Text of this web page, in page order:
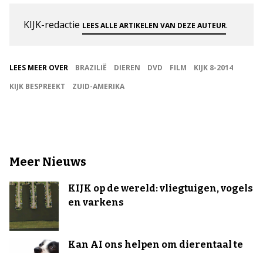
KIJK-redactie LEES ALLE ARTIKELEN VAN DEZE AUTEUR.
LEES MEER OVER BRAZILIË DIEREN DVD FILM
KIJK 8-2014
KIJK BESPREEKT
ZUID-AMERIKA
Meer Nieuws
KIJK op de wereld: vliegtuigen, vogels
en varkens
Kan AI ons helpen om dierentaal te